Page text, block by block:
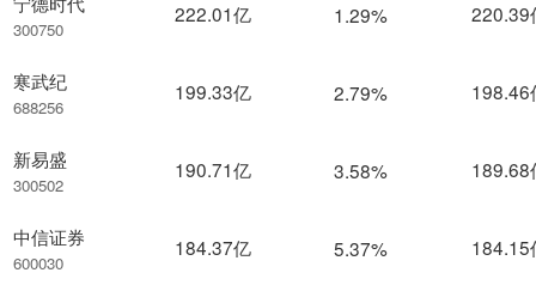
300750
寒武纪
688256
新易盛
300502
中信证券
600030
222.01亿 1.29% 220.39
199.33亿 2.79% 198.46
190.71亿 3.58% 189.68
184.37亿 5.37% 184.15